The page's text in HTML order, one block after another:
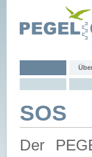
SOS
Der